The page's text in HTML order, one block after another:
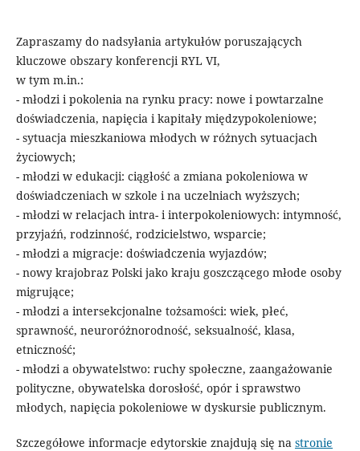
Zapraszamy do nadsyłania artykułów poruszających
kluczowe obszary konferencji RYL VI,
w tym m.in.:
- młodzi i pokolenia na rynku pracy: nowe i powtarzalne
doświadczenia, napięcia i kapitały międzypokoleniowe;
- sytuacja mieszkaniowa młodych w różnych sytuacjach
życiowych;
- młodzi w edukacji: ciągłość a zmiana pokoleniowa w
doświadczeniach w szkole i na uczelniach wyższych;
- młodzi w relacjach intra- i interpokoleniowych: intymność,
przyjaźń, rodzinność, rodzicielstwo, wsparcie;
- młodzi a migracje: doświadczenia wyjazdów;
- nowy krajobraz Polski jako kraju goszczącego młode osoby
migrujące;
- młodzi a intersekcjonalne tożsamości: wiek, płeć,
sprawność, neuroróżnorodność, seksualność, klasa,
etniczność;
- młodzi a obywatelstwo: ruchy społeczne, zaangażowanie
polityczne, obywatelska dorosłość, opór i sprawstwo
młodych, napięcia pokoleniowe w dyskursie publicznym.
Szczegółowe informacje edytorskie znajdują się na stronie